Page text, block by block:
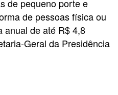
de pequeno porte e
de pessoas física ou
anual de até R$ 4,8
Geral da Presidência